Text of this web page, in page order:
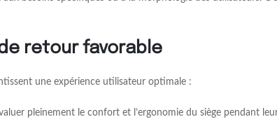
retour favorable
une expérience utilisateur optimale :
pleinement le confort et l’ergonomie du siège pendant